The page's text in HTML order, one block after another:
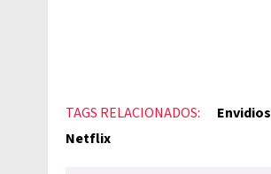
TAGS RELACIONADOS:
Netflix